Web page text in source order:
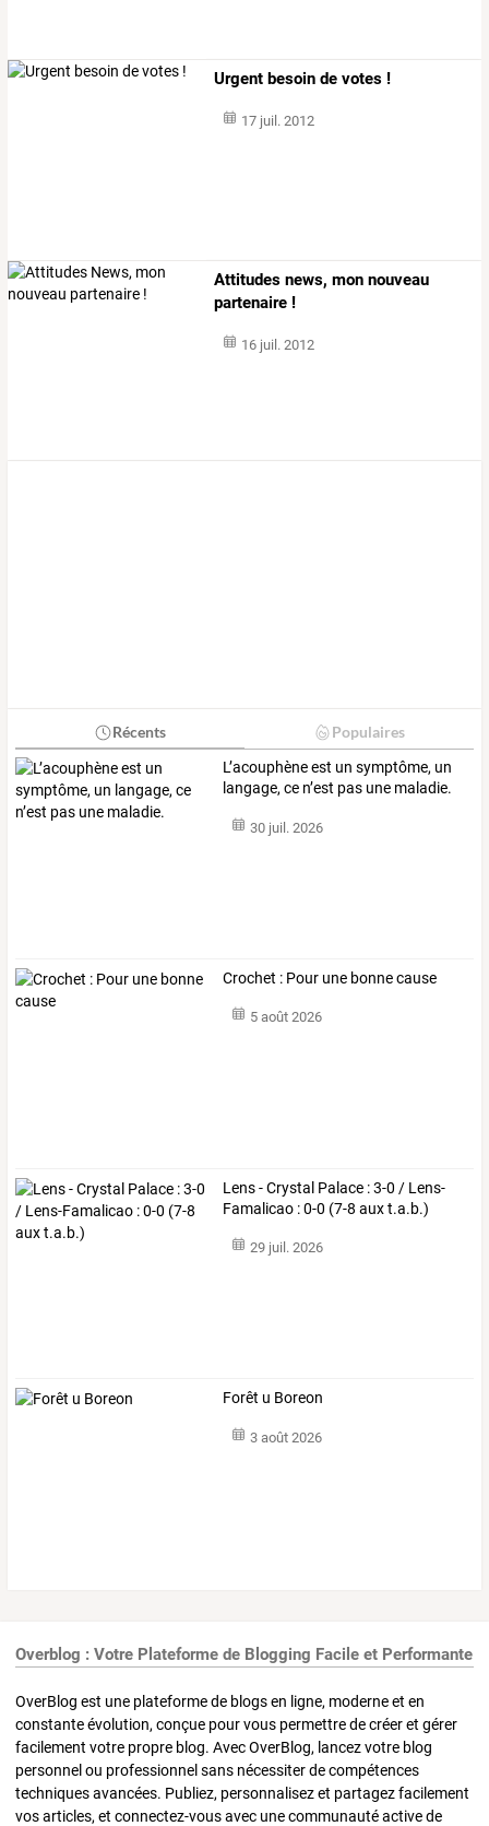
Urgent besoin de votes !
17 juil. 2012
Attitudes news, mon nouveau
partenaire !
16 juil. 2012
Récents Populaires
L’acouphène est un symptôme, un
langage, ce n’est pas une maladie.
30 juil. 2026
Crochet : Pour une bonne cause
5 août 2026
Lens - Crystal Palace : 3-0 / Lens-
Famalicao : 0-0 (7-8 aux t.a.b.)
29 juil. 2026
Forêt u Boreon
3 août 2026
Overblog : Votre Plateforme de Blogging Facile et Performante
OverBlog est une plateforme de blogs en ligne, moderne et en
constante évolution, conçue pour vous permettre de créer et gérer
facilement votre propre blog. Avec OverBlog, lancez votre blog
personnel ou professionnel sans nécessiter de compétences
techniques avancées. Publiez, personnalisez et partagez facilement
vos articles, et connectez-vous avec une communauté active de